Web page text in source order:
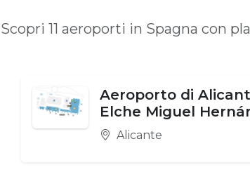
Scopri 11 aeroporti in Spagna con
Aeroporto di
Elche Miguel
Alicante